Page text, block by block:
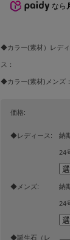
なら
◆カラー(素材）レデ
ス：
◆カラー(素材)メンズ：
価格:
◆レディース: 納
24
◆メンズ: 納
24
◆誕生石（レ